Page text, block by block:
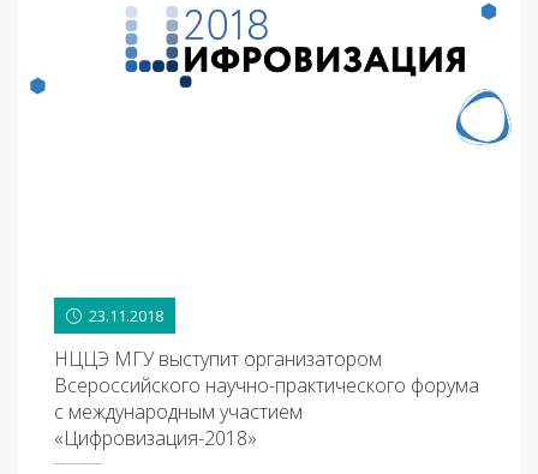
23.11.2018
НЦЦЭ МГУ выступит организатором
Всероссийского научно-практического форума
с международным участием
«Цифровизация-2018»
23.11.2018